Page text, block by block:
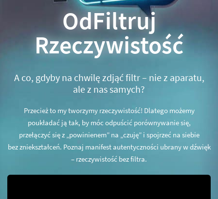
OdFiltruj
Rzeczywistość
A co, gdyby na chwilę zdjąć filtr – nie z aparatu,
ale z nas samych?
Przecież to my tworzymy rzeczywistość! Dlatego możemy
poukładać ją tak, by móc odpuścić porównywanie się,
przełączyć się z „powinienem” na „czuję” i spojrzeć na siebie
bez zniekształceń. Poznaj manifest autentyczności ubrany w dźwięk
– rzeczywistość bez filtra.